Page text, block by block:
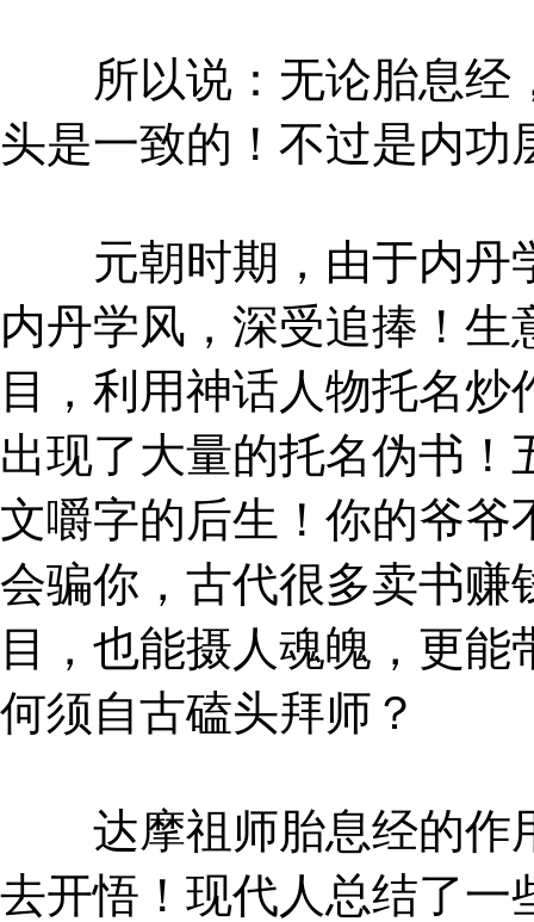
所以说：无论胎息经
头是一致的！不过是内
元朝时期，由于内丹
内丹学风，深受追捧！
目，利用神话人物托名
出现了大量的托名伪书
文嚼字的后生！你的爷爷
会骗你，古代很多卖书赚
目，也能摄人魂魄，更
何须自古磕头拜师？
达摩祖师胎息经的作
去开悟！现代人总结了一